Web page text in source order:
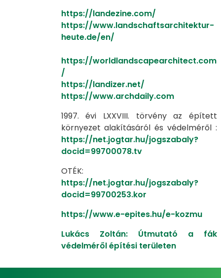
https://landezine.com/
​​​​​​​https://www.landschaftsarchitektur-
heute.de/en/
https://worldlandscapearchitect.com
/
​​​​​​​https://landizer.net/
​​​​​​​https://www.archdaily.com
1997. évi LXXVIII. törvény az épített
környezet alakításáról és védelméről :
https://net.jogtar.hu/jogszabaly?
docid=99700078.tv
OTÉK:
https://net.jogtar.hu/jogszabaly?
docid=99700253.kor
https://www.e-epites.hu/e-kozmu
Lukács Zoltán: Útmutató a fák
védelméről építési területen